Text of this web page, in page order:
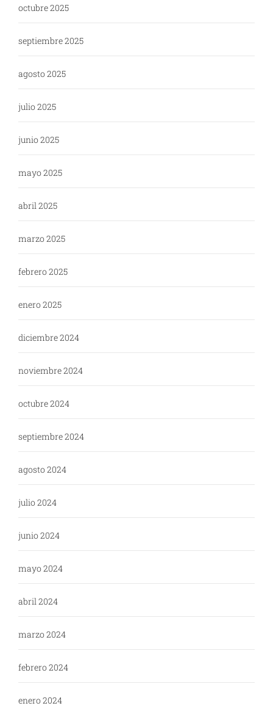
octubre 2025
septiembre 2025
agosto 2025
julio 2025
junio 2025
mayo 2025
abril 2025
marzo 2025
febrero 2025
enero 2025
diciembre 2024
noviembre 2024
octubre 2024
septiembre 2024
agosto 2024
julio 2024
junio 2024
mayo 2024
abril 2024
marzo 2024
febrero 2024
enero 2024